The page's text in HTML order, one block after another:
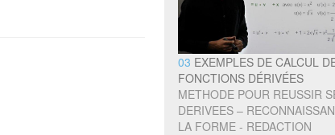
03 EXEMPLES DE CALCUL
FONCTIONS DÉRIVÉES
METHODE POUR REUSSIR
DERIVEES –
LA FORME - REDACTION